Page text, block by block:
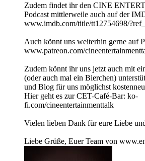
Zudem findet ihr den CINE
Podcast mittlerweile auch auf der
www.imdb.com/title/tt12754698/
Auch könnt uns weiterhin gerne auf
www.patreon.com/
Zudem könnt ihr uns jetzt auch mit
(oder auch mal ein Bierchen)
und Blog für uns möglichst
Hier geht es zur CET-Café-Bar: ko-
fi.com/cineentertainmenttalk
Vielen lieben Dank für eure Liebe
Liebe Grüße, Euer Team von